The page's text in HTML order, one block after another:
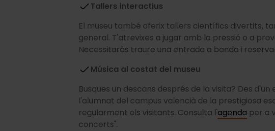
Tallers interactius
El museu també oferix tallers científics divertits,
general. T'atrevixes a jugar amb la pressió o a
Necessitaràs traure una entrada a banda i
Música al costat del museu
Busques un descans després de la visita? Des
l'alumnat del campus valencià de la prestigiosa
regularment els visitants. Consulta l'agenda per a
concerts".